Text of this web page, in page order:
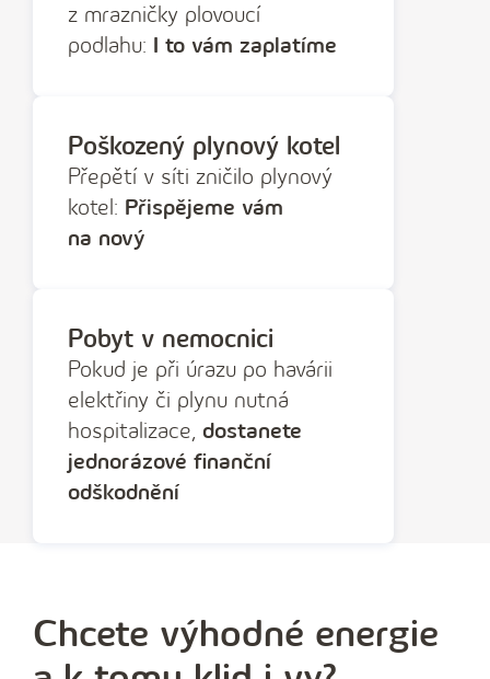
z mrazničky plovoucí
podlahu: I to vám zaplatíme
Poškozený plynový kotel
Přepětí v síti zničilo plynový
kotel: Přispějeme vám
na nový
Pobyt v nemocnici
Pokud je při úrazu po havárii
elektřiny či plynu nutná
hospitalizace, dostanete
jednorázové finanční
odškodnění
Chcete výhodné energie